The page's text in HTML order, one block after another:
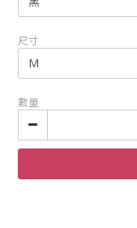
尺寸
數量